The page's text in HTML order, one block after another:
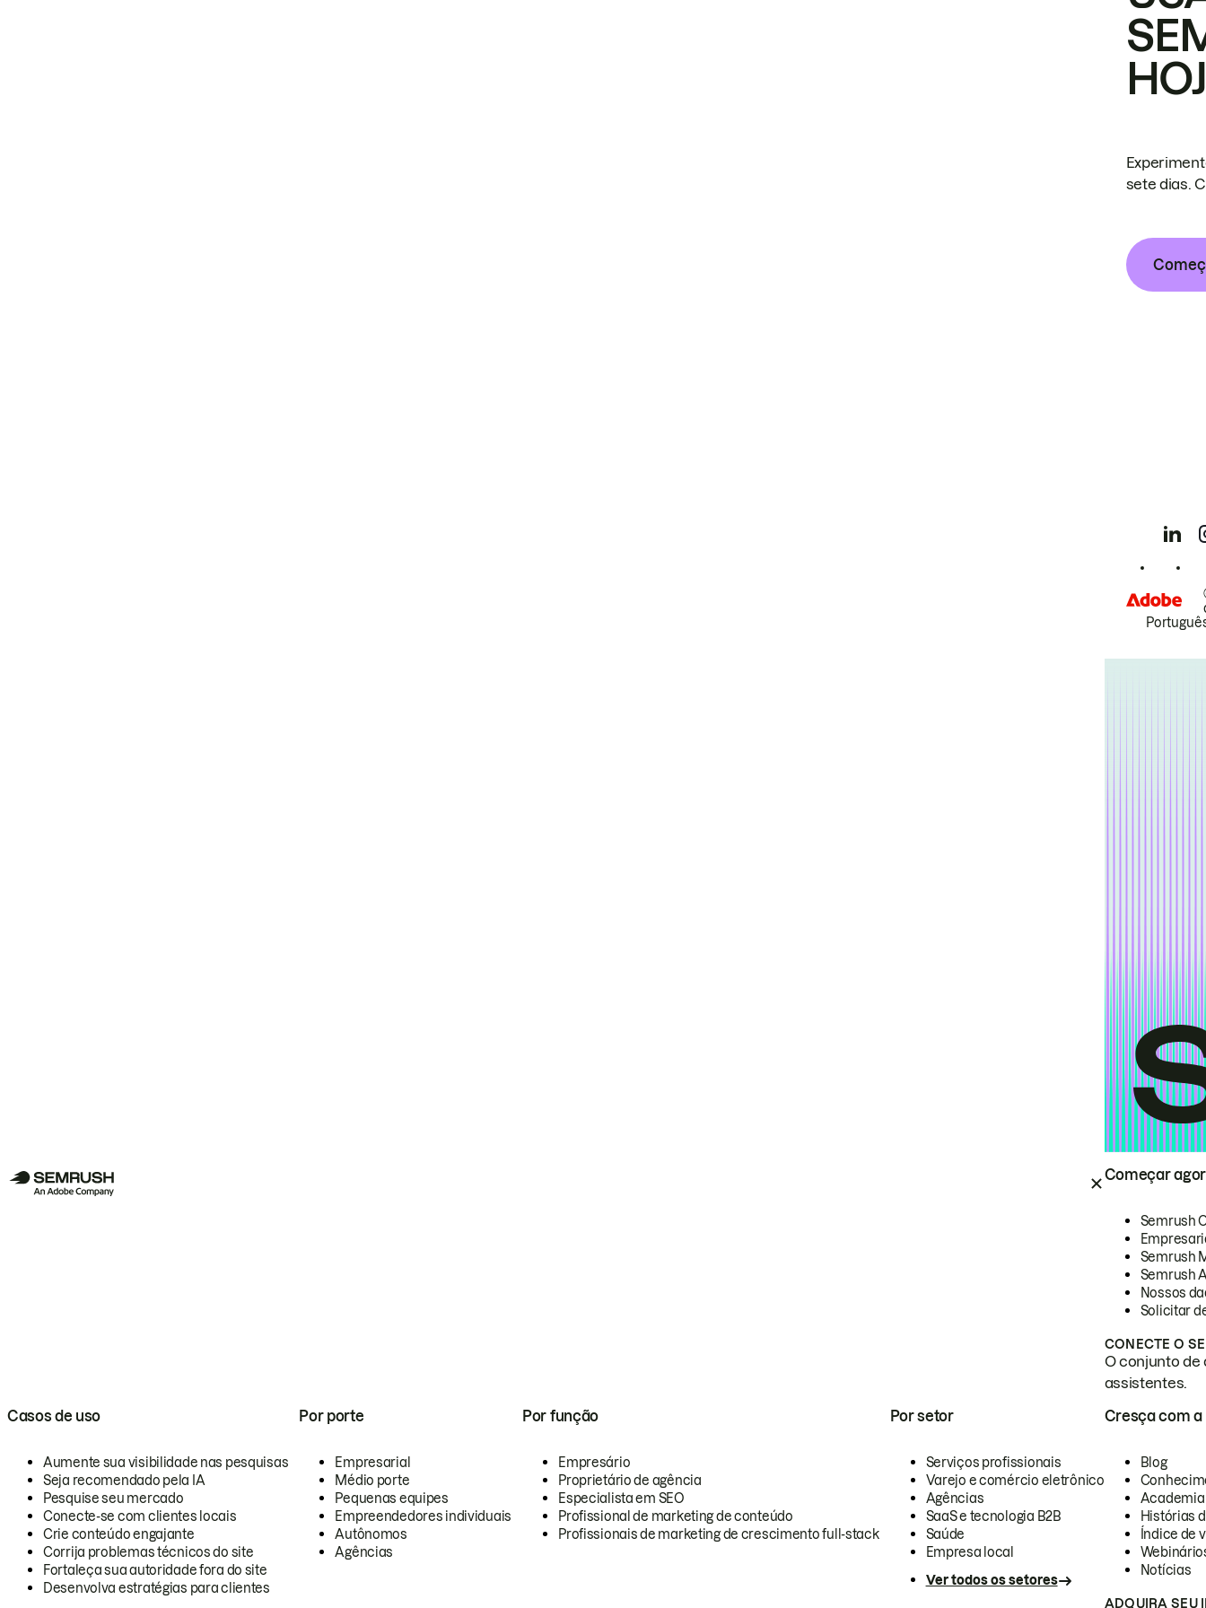
Começar
Semrush
Semrush
Semrush
Nossos
Solicitar
CONECTE O
O conjunto de
assistentes.
Casos de uso
Aumente sua visibilidade nas pesquisas
Seja recomendado pela IA
Pesquise seu mercado
Conecte-se com clientes locais
Crie conteúdo engajante
Corrija problemas técnicos do site
Fortaleça sua autoridade fora do site
Desenvolva estratégias para clientes
Por porte
Empresarial
Médio porte
Pequenas equipes
Empreendedores individuais
Autônomos
Agências
Por função
Empresário
Proprietário de agência
Especialista em SEO
Profissional de marketing de conteúdo
Profissionais de marketing de crescimento full-stack
Por setor
Serviços profissionais
Varejo e comércio eletrônico
Agências
SaaS e tecnologia B2B
Saúde
Empresa local
Ver todos os setores
Cresça com a
Blog
Academia
Histórias
Índice de
Notícias
ADQUIRA SEU
sete dias.